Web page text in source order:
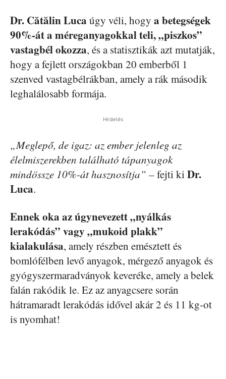
Dr. Cătălin Luca úgy véli, hogy a betegségek
90%-át a méreganyagokkal teli, „piszkos”
vastagbél okozza, és a statisztikák azt mutatják,
hogy a fejlett országokban 20 emberből 1
szenved vastagbélrákban, amely a rák második
leghalálosabb formája.
Hirdetés
„Meglepő, de igaz: az ember jelenleg az
élelmiszerekben található tápanyagok
mindössze 10%-át hasznosítja” – fejti ki Dr.
Luca.
Ennek oka az úgynevezett „nyálkás
lerakódás” vagy „mukoid plakk”
kialakulása, amely részben emésztett és
bomlófélben levő anyagok, mérgező anyagok és
gyógyszermaradványok keveréke, amely a belek
falán rakódik le. Ez az anyagcsere során
hátramaradt lerakódás idővel akár 2 és 11 kg-ot
is nyomhat!